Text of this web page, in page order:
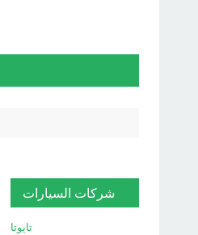
شركات السيارات
تايوتا